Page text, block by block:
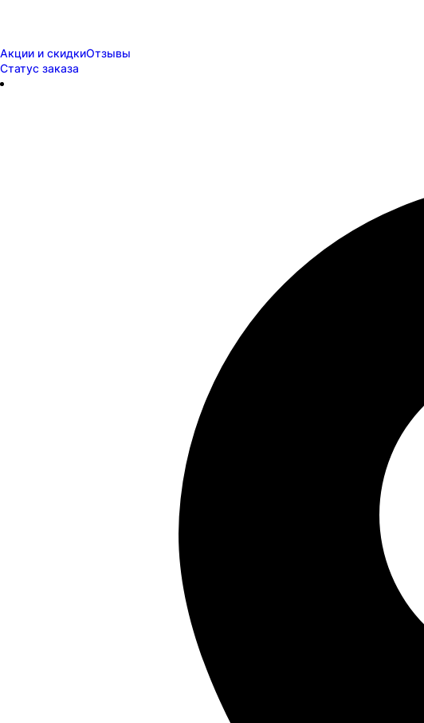
Акции и скидкиОтзывы
Статус заказа